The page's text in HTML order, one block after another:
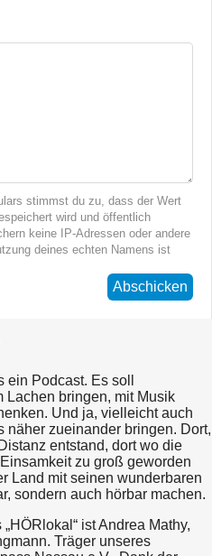
stimmst du zu, dass der Wert
wird und öffentlich
keine IP-Adressen oder andere
deines echten Namens ist
Abschicken
Podcast. Es soll
Lachen bringen, mit Musik
Und ja, vielleicht auch
näher zueinander bringen. Dort,
entstand, dort wo die
zu groß geworden
Land mit seinen wunderbaren
sondern auch hörbar machen.
ist Andrea Mathy,
Träger unseres